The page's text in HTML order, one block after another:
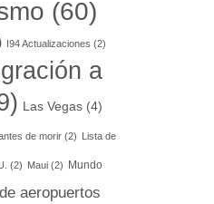
(60)
I94 Actualizaciones (2)
a
Las Vegas(4)
de morir(2) Lista de
(2) Maui(2) Mundo
aeropuertos